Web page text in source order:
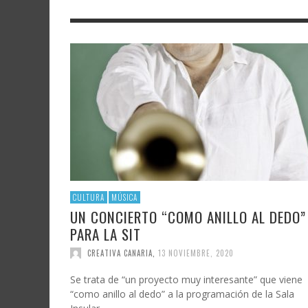
AUDIOVISUAL
POLÍTICA CULTURAL
FOTOGRAFÍA Y ARTES PLÁSTICAS
SAMIR DELGADO
LIBRE
POLÍTICA CIENTÍFICA
MATEMÁTICAS, FÍSICA Y QUÍMICA
CIENCIAS SOCIALES
CULTURA MÚSICA
UN CONCIERTO “COMO ANILLO AL DEDO”
PARA LA SIT
CREATIVA CANARIA 13 NOVIEMBRE, 2020
Se trata de “un proyecto muy interesante” que viene
“como anillo al dedo” a la programación de la Sala